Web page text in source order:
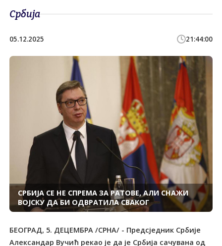
Србија
05.12.2025 21:44:00
СРБИЈА СЕ НЕ СПРЕМА ЗА РАТОВЕ, АЛИ СНАЖИ
ВОЈСКУ ДА БИ ОДВРАТИЛА СВАКОГ
БЕОГРАД, 5. ДЕЦЕМБРА /СРНА/ - Предсједник Србије
Александар Вучић рекао је да је Србија сачувана од